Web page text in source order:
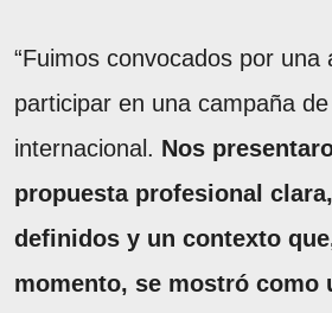
“Fuimos convocados por una
participar en una campaña
internacional. Nos
propuesta profesional
definidos y un contexto
momento, se mostró como